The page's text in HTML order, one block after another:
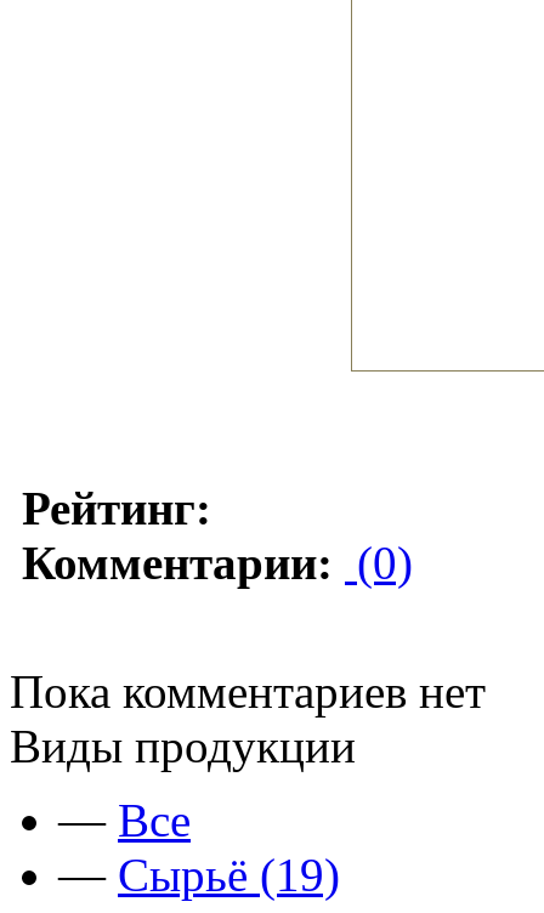
Рейтинг:
Комментарии: (0)
Пока комментариев нет
Виды продукции
— Все
— Сырьё (19)